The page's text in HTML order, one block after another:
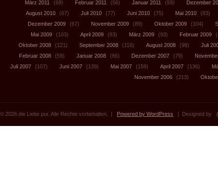
März 2011
(69) Februar 2011 (56) Januar 2011 (59)
Dezember
August 2010
(67) Juli 2010 (77) Juni 2010 (75) Mai 2010
(83)
Dezember 2009
(67) November 2009 (89) Oktober 2009 (104)
Mai 2009
(103) April 2009 (83) März 2009 (93) Februar 2009
Oktober 2008
(121) September 2008 (116) August 2008 (98)
Juli
Februar 2008
(59) Januar 2008 (86) Dezember 2007 (79)
Juli 2007
(107) Juni 2007 (139) Mai 2007 (159) April 2007 (136)
November 2006
(213)
© 2026 die Liebe pur. Alle Rechte vorbehalten. | Powered by WordPress | Designed by